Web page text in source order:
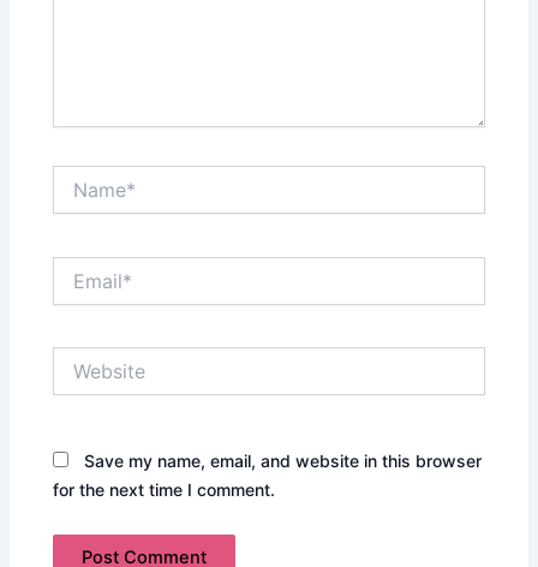
Save my name, email, and website in this browser
for the next time I comment.